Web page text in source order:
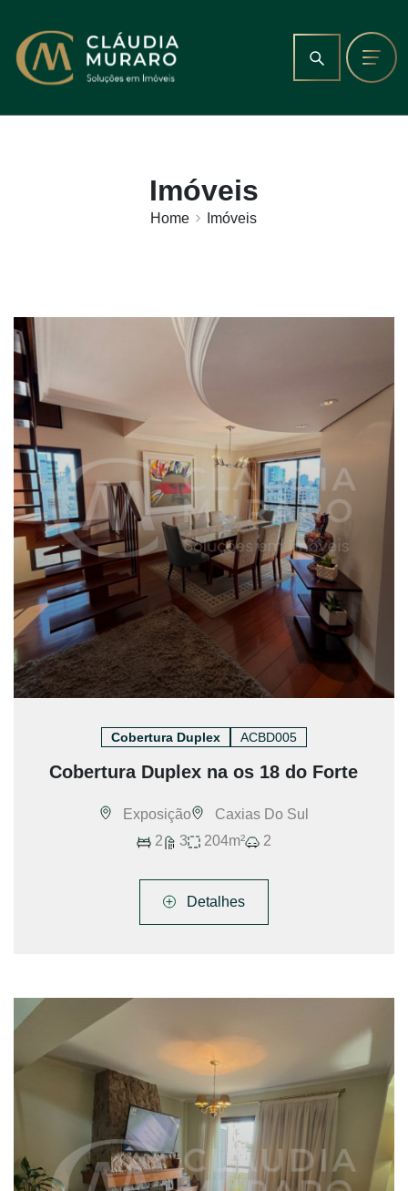
Imóveis
Home Imóveis
Cobertura Duplex ACBD005
Cobertura Duplex na os 18 do Forte
Exposição
Caxias Do Sul
2
3 204m² 2
Detalhes